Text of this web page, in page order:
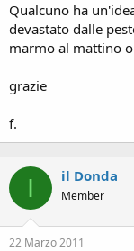
Qualcuno ha
devastato dalle
marmo al mattino
grazie
f.
I il Donda
Member
22 Marzo 2011